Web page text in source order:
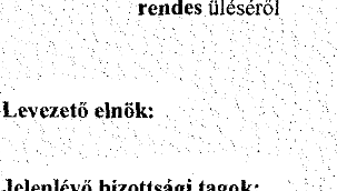
rendes uleserol
Levezeto elnbk: